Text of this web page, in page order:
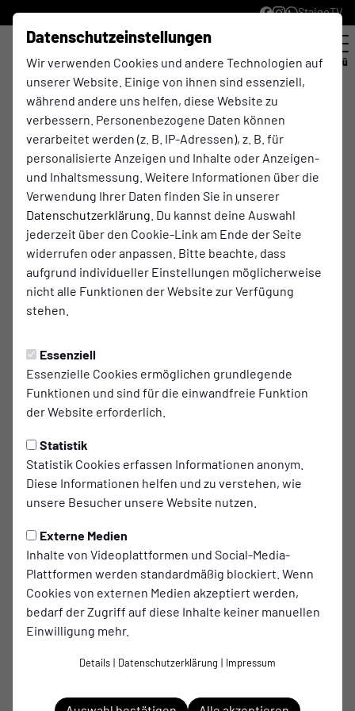
Datenschutzeinstellungen
Wir verwenden Cookies und andere Technologien auf
unserer Website. Einige von ihnen sind essenziell,
während andere uns helfen, diese Website zu
verbessern. Personenbezogene Daten können
verarbeitet werden (z. B. IP-Adressen), z. B. für
personalisierte Anzeigen und Inhalte oder Anzeigen-
und Inhaltsmessung. Weitere Informationen über die
Verwendung Ihrer Daten finden Sie in unserer
Datenschutzerklärung . Du kannst deine Auswahl
jederzeit über den Cookie-Link am Ende der Seite
widerrufen oder anpassen. Bitte beachte, dass
aufgrund individueller Einstellungen möglicherweise
nicht alle Funktionen der Website zur Verfügung
stehen.
Essenziell
Essenzielle Cookies ermöglichen grundlegende
Funktionen und sind für die einwandfreie Funktion
der Website erforderlich.
Statistik
Statistik Cookies erfassen Informationen anonym.
Diese Informationen helfen und zu verstehen, wie
unsere Besucher unsere Website nutzen.
Externe Medien
Inhalte von Videoplattformen und Social-Media-
Plattformen werden standardmäßig blockiert. Wenn
Cookies von externen Medien akzeptiert werden,
bedarf der Zugriff auf diese Inhalte keiner manuellen
Einwilligung mehr.
Details | Datenschutzerklärung | Impressum
StaigeTV
Menü
MG Foliendesign
Das Unternehmen bietet umfassende
Dienstleistungen für Fahrzeugfolierung,
Werbeschilder, Schaufenster und mehr. Mit
hochwertigen Folien können Sie nicht nur für einen
neuen Look sorgen, sondern auch praktische
Eigenschaften wie Sichtschutz, Sonnenschutz oder
Einbruchschutz erzielen.
E-Mail schreiben zur Website
Max-Planck-Straße 1